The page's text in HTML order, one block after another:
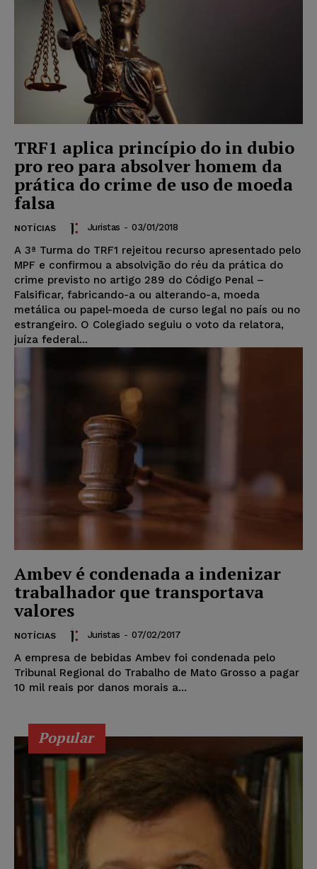
TRF1 aplica princípio do in dubio
pro reo para absolver homem da
prática do crime de uso de moeda
falsa
NOTÍCIAS Juristas - 03/01/2018
A 3ª Turma do TRF1 rejeitou recurso apresentado pelo
MPF e confirmou a absolvição do réu da prática do
crime previsto no artigo 289 do Código Penal –
Falsificar, fabricando-a ou alterando-a, moeda
metálica ou papel-moeda de curso legal no país ou no
estrangeiro. O Colegiado seguiu o voto da relatora,
juíza federal...
Ambev é condenada a indenizar
trabalhador que transportava
valores
NOTÍCIAS Juristas - 07/02/2017
A empresa de bebidas Ambev foi condenada pelo
Tribunal Regional do Trabalho de Mato Grosso a pagar
10 mil reais por danos morais a...
Popular